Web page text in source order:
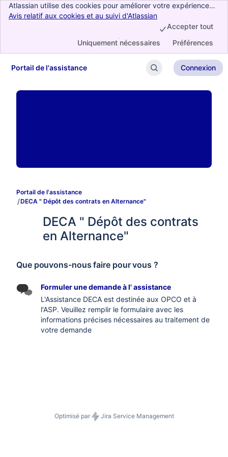
Atlassian utilise des cookies pour améliorer votre expérience
de navigation, effectuer des analyses et des recherches, et
cibler la publicité. Acceptez tous les cookies pour indiquer que
vous consentez à leur utilisation sur votre appareil.
Avis relatif aux cookies et au suivi d'Atlassian
Préférences
Uniquement nécessaires
Accepter tout
Passer au contenu principal
Portail de l'assistance Connexion
Portail de l'assistance
DECA " Dépôt des contrats en Alternance"
DECA " Dépôt des contrats
en Alternance"
Que pouvons-nous faire pour vous ?
Formuler une demande à l' assistance
L'Assistance DECA est destinée aux OPCO et à
l'ASP. Veuillez remplir le formulaire avec les
informations précises nécessaires au traitement de
votre demande
Optimisé par Jira Service Management